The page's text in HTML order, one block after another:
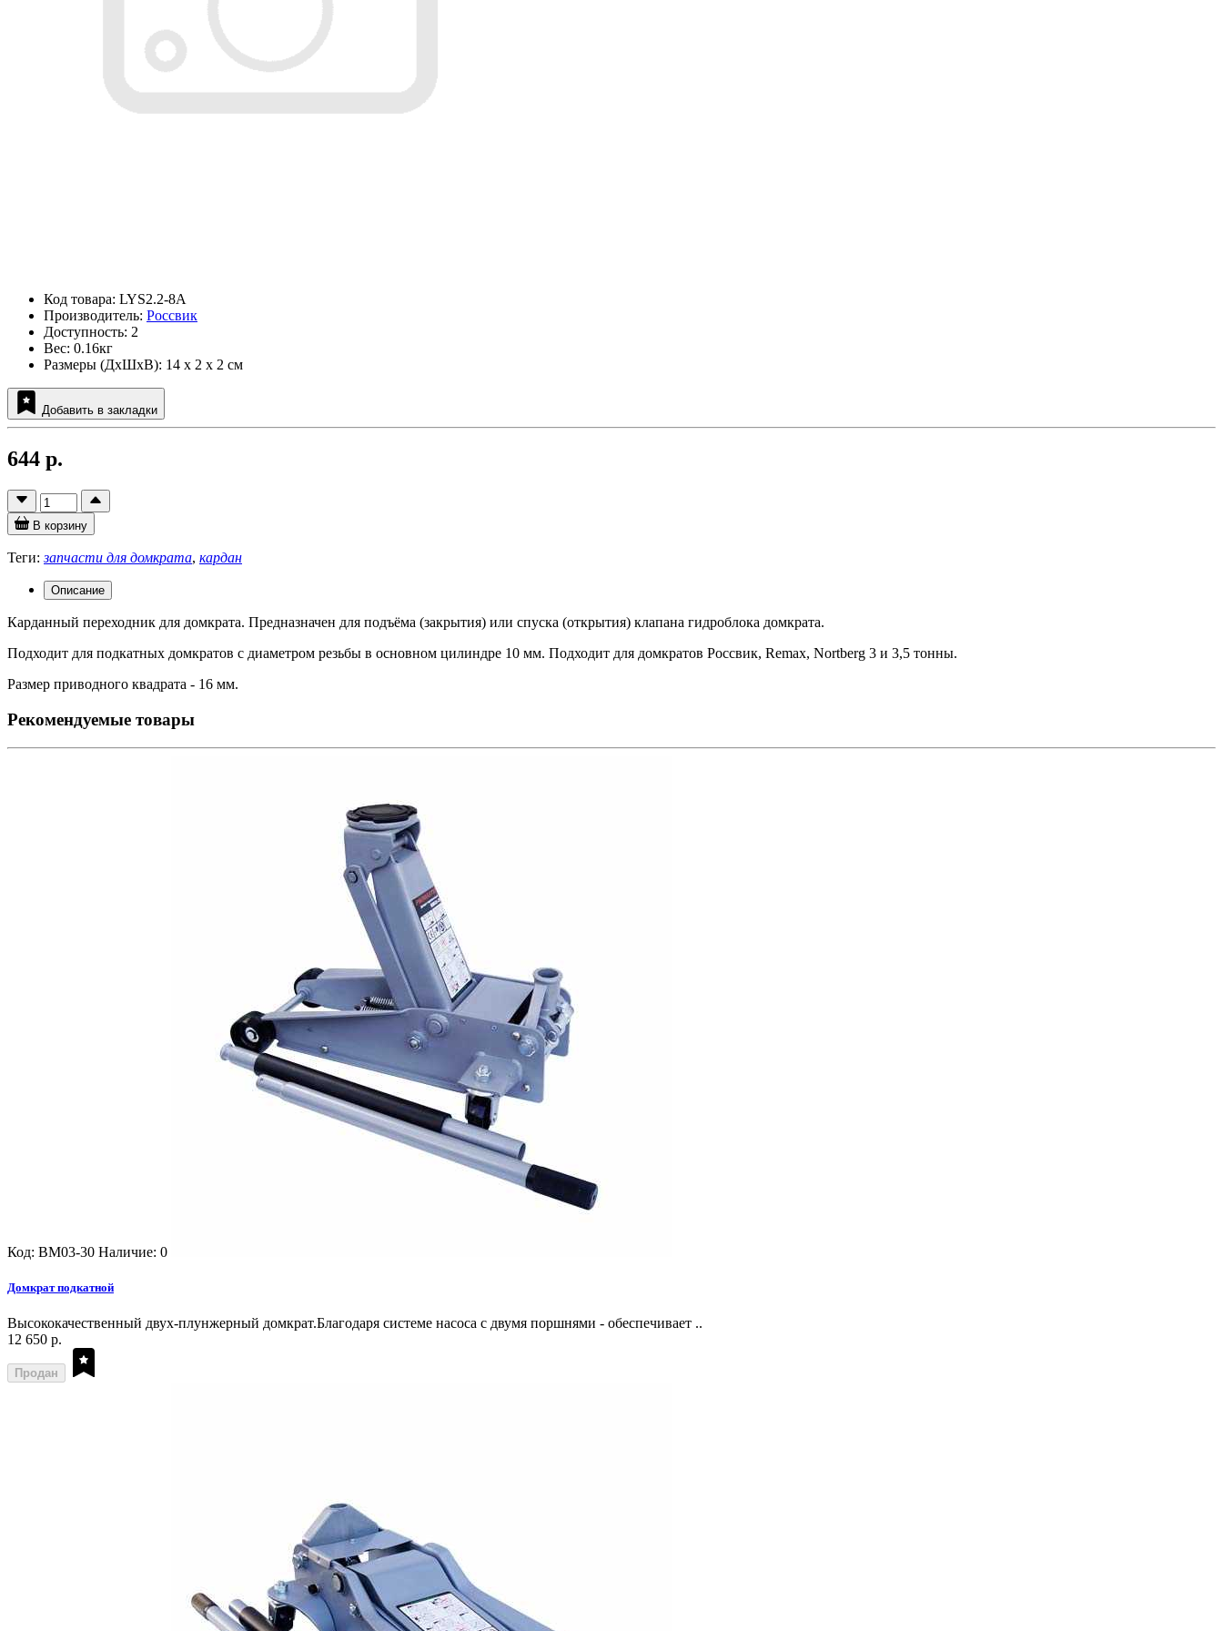
Код товара: LYS2.2-8A
Производитель: Россвик
Доступность: 2
Вес: 0.16кг
Размеры (ДxШxВ): 14 x 2 x 2 см
Добавить в закладки
644 р.
В корзину
Теги:запчасти для домкрата, кардан
Описание
Карданный переходник для домкрата. Предназначен для подъёма (закрытия) или спуска (открытия) клапана гидроблока домкрата.
Подходит для подкатных домкратов с диаметром резьбы в основном цилиндре 10 мм. Подходит для домкратов Россвик, Remax, Nortberg 3 и 3,5 тонны.
Размер приводного квадрата - 16 мм.
Рекомендуемые товары
Код: BM03-30 Наличие: 0
Домкрат подкатной
Высококачественный двух-плунжерный домкрат.Благодаря системе насоса с двумя поршнями - обеспечивает ..
12 650 р.
Продан